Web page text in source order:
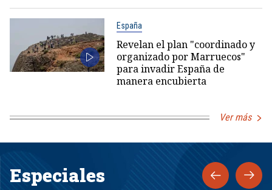
España
Revelan el plan "coordinado y
organizado por Marruecos"
para invadir España de
manera encubierta
Ver más
Especiales